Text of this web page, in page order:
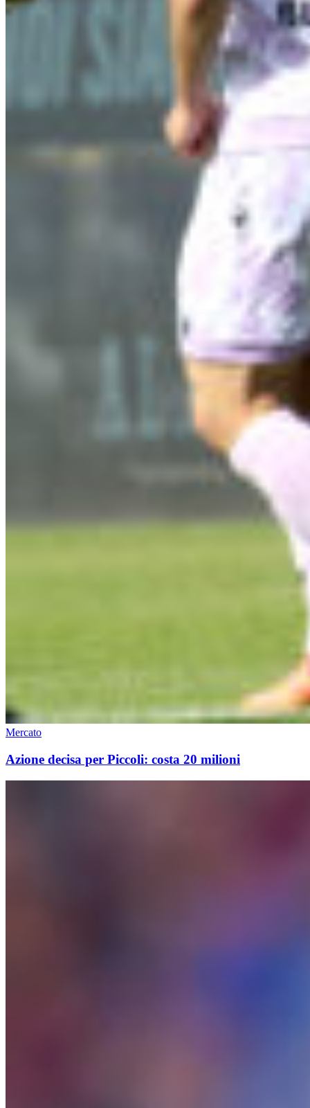
Mercato
Azione decisa per Piccoli: costa 20 milioni